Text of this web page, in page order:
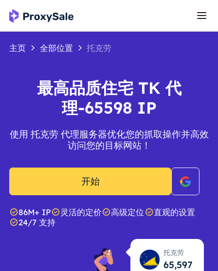
主页 全部位置 托克劳
最高品质住宅 TK 代
理-65598 IP
使用 托克劳 代理服务器优化您的抓取操作并高效
访问您的目标网站！
开始
86M+ IP 灵活的定价 高级定位
直观的设置
24/7 支持
托克劳
65,598